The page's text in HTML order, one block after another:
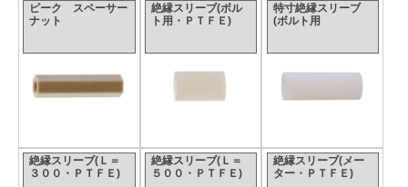
ピーク スペーサー
ナット
絶縁スリーブ(ボル
ト用・ＰＴＦＥ)
特寸絶縁スリーブ
(ボルト用
絶縁スリーブ(Ｌ＝
３００・ＰＴＦＥ)
絶縁スリーブ(Ｌ＝
５００・ＰＴＦＥ)
絶縁スリーブ(メー
ター・ＰＴＦＥ)